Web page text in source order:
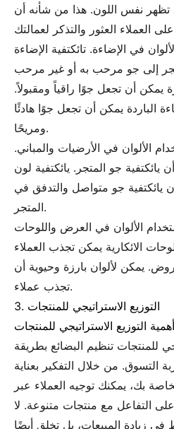
تظهر نفس اللون. هذا من شأنه أن
في الإضاءة. تائكتفية الإضاءة
إلى جو مرحب به أو غير مرحب
يمكن أن تجعل جوًا راقياً ومقبولاً.
الباردة يمكن أن تجعل جوًا هادئًا
ومريحًا.
الألوان في الأرضيات والمباني.
يائكتفية جو المتجر. يائكتفية لون
يائكتفية جو متواصل والتدفق في
المتجر.
الألوان في العرض واللوحات
الائكارية يمكن تجذب العملاء
يمكن لألوان بارزة وحيوية أن
تجذب عملاء.
3. التوزيع الاستراتيجي للمنتجات
التوزيع الاستراتيجي للمنتجات
للمنتجات تنظيم البضائع بطريقة
التسوق. من خلال التفكير بعناية
بك، يمكنك توجيه العملاء عبر
التفاعل مع منتجات متنوعة. لا
زيادة المبيعات، بل تخلق أيضًا